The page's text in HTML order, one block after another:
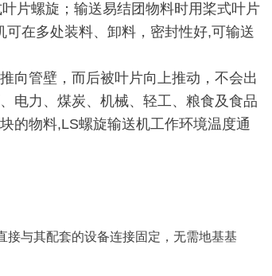
片螺旋；输送易结团物料时用桨式叶片
在多处装料、卸料，密封性好,可输送
向管壁，而后被叶片向上推动，不会出
电力、煤炭、机械、轻工、粮食及食品
的物料,LS螺旋输送机工作环境温度通
与其配套的设备连接固定，无需地基基